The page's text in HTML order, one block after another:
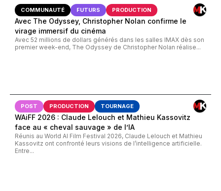
COMMUNAUTÉ FUTURS PRODUCTION
Avec The Odyssey, Christopher Nolan confirme le
virage immersif du cinéma
Avec 52 millions de dollars générés dans les salles IMAX dès son
premier week-end, The Odyssey de Christopher Nolan réalise...
POST PRODUCTION TOURNAGE
WAiFF 2026 : Claude Lelouch et Mathieu Kassovitz
face au « cheval sauvage » de l’IA
Réunis au World AI Film Festival 2026, Claude Lelouch et Mathieu
Kassovitz ont confronté leurs visions de l’intelligence artificielle.
Entre...